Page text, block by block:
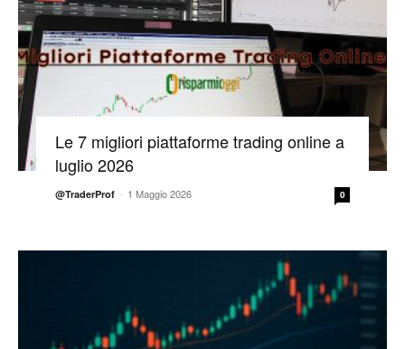
Le 7 migliori piattaforme trading online a
luglio 2026
@TraderProf - 1 Maggio 2026 0